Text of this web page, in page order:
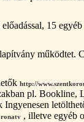
15
működtet.
http://
pl. Bookline,
Ingyenesen
, illetve egyéb